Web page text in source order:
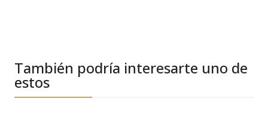
También podría interesarte uno de
estos